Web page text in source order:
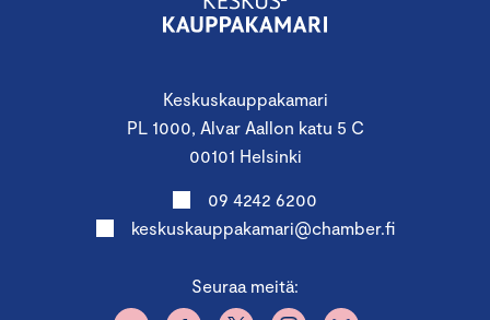
Keskuskauppakamari
PL 1000, Alvar Aallon katu 5 C
00101 Helsinki
09 4242 6200
keskuskauppakamari@chamber.fi
Seuraa meitä: